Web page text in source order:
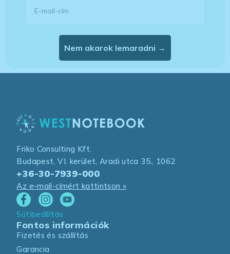
Nem akarok lemaradni →
Friko Consulting Kft.
Budapest, VI. kerület, Aradi utca 35., 1062
+36-30-7939-000
Az e-mail-címért kattintson »
Sütibeállítás
Fontos információk
Fizetés és szállítás
Garancia